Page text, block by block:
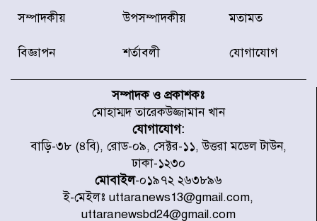
টাইফুন ‘ডলফিনের’ আঘাতে জাপানে
৫ আহত, চীনে বন্দর বন্ধ
বরাদ্দের ঘোষণা স্থানীয় সরকার মন্ত্রীর
জুলাই জাদুঘর ঘুরে দেখলেন এনসিপি
নেতারা
যুক্তরাষ্ট্রে দাবানল নেভাতে গিয়ে
সম্পাদকীয় উপসম্পাদকীয় মতামত
বিজ্ঞাপন শর্তাবলী যোগাযোগ
সম্পাদক ও প্রকাশকঃ
মোহাম্মদ তারেকউজ্জামান খান
যোগাযোগ:
বাড়ি-৩৮ (৪বি), রোড-০৯, সেক্টর-১১, উত্তরা মডেল টাউন,
ঢাকা-১২৩০
মোবাইল-০১৯৭২ ২৬৩৮৯৬
ই-মেইলঃ uttaranews13@gmail.com,
uttaranewsbd24@gmail.com